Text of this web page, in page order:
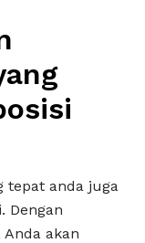
tepat anda juga
Dengan
akan